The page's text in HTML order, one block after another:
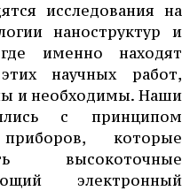
исследования на
наноструктур и
именно находят
научных работ,
и необходимы. Наши
с принципом
которые
высокоточные
электронный